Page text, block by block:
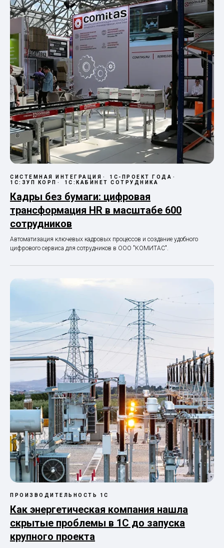
СИСТЕМНАЯ ИНТЕГРАЦИЯ
1С-ПРОЕКТ ГОДА
1С:ЗУП КОРП
1С:КАБИНЕТ СОТРУДНИКА
Кадры без бумаги: цифровая
трансформация HR в масштабе 600
сотрудников
Автоматизация ключевых кадровых процессов и создание удобного
цифрового сервиса для сотрудников в ООО "КОМИТАС".
ПРОИЗВОДИТЕЛЬНОСТЬ 1С
Как энергетическая компания нашла
скрытые проблемы в 1С до запуска
крупного проекта